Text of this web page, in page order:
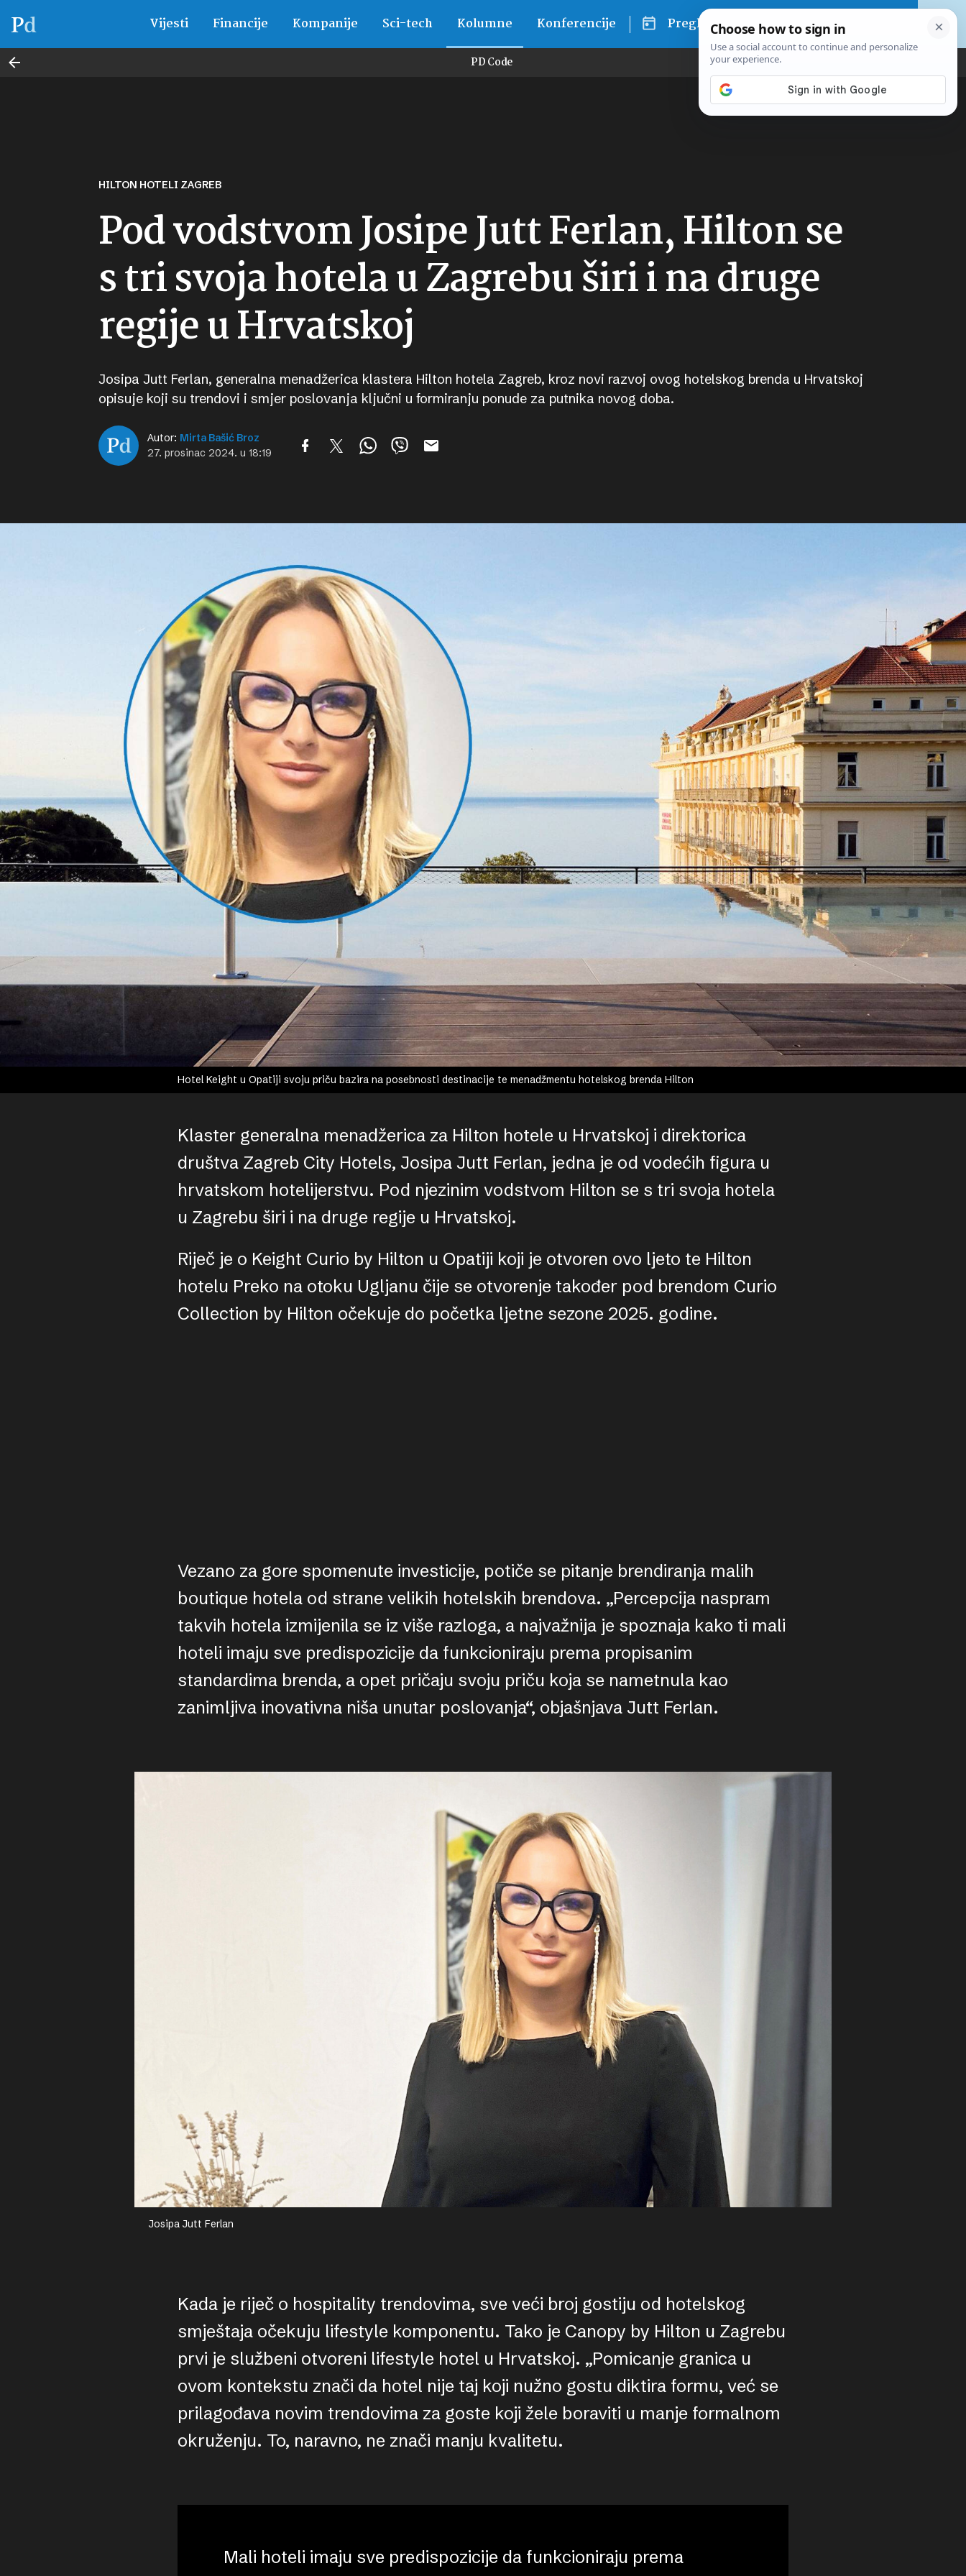
Vijesti Financije Kompanije Sci-tech Kolumne Konferencije Pregled dana
PD Code
HILTON HOTELI ZAGREB
Pod vodstvom Josipe Jutt Ferlan, Hilton se
s tri svoja hotela u Zagrebu širi i na druge
regije u Hrvatskoj
Josipa Jutt Ferlan, generalna menadžerica klastera Hilton hotela Zagreb, kroz novi razvoj ovog hotelskog brenda u Hrvatskoj
opisuje koji su trendovi i smjer poslovanja ključni u formiranju ponude za putnika novog doba.
Autor: Mirta Bašić Broz
27. prosinac 2024. u 18:19
Hotel Keight u Opatiji svoju priču bazira na posebnosti destinacije te menadžmentu hotelskog brenda Hilton
Klaster generalna menadžerica za Hilton hotele u Hrvatskoj i direktorica
društva Zagreb City Hotels, Josipa Jutt Ferlan, jedna je od vodećih figura u
hrvatskom hotelijerstvu. Pod njezinim vodstvom Hilton se s tri svoja hotela
u Zagrebu širi i na druge regije u Hrvatskoj.
Riječ je o Keight Curio by Hilton u Opatiji koji je otvoren ovo ljeto te Hilton
hotelu Preko na otoku Ugljanu čije se otvorenje također pod brendom Curio
Collection by Hilton očekuje do početka ljetne sezone 2025. godine.
Vezano za gore spomenute investicije, potiče se pitanje brendiranja malih
boutique hotela od strane velikih hotelskih brendova. „Percepcija naspram
takvih hotela izmijenila se iz više razloga, a najvažnija je spoznaja kako ti mali
hoteli imaju sve predispozicije da funkcioniraju prema propisanim
standardima brenda, a opet pričaju svoju priču koja se nametnula kao
zanimljiva inovativna niša unutar poslovanja“, objašnjava Jutt Ferlan.
Josipa Jutt Ferlan
Kada je riječ o hospitality trendovima, sve veći broj gostiju od hotelskog
smještaja očekuju lifestyle komponentu. Tako je Canopy by Hilton u Zagrebu
prvi je službeni otvoreni lifestyle hotel u Hrvatskoj. „Pomicanje granica u
ovom kontekstu znači da hotel nije taj koji nužno gostu diktira formu, već se
prilagođava novim trendovima za goste koji žele boraviti u manje formalnom
okruženju. To, naravno, ne znači manju kvalitetu.
Mali hoteli imaju sve predispozicije da funkcioniraju prema